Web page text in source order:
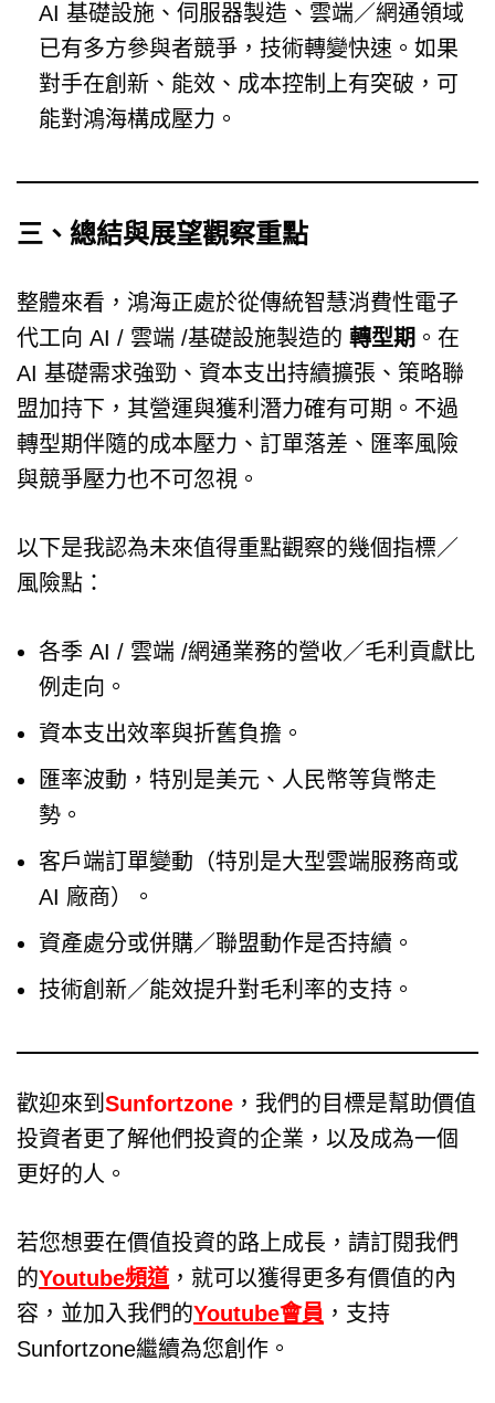
AI 基礎設施、伺服器製造、雲端／網通領域
已有多方參與者競爭，技術轉變快速。如果
對手在創新、能效、成本控制上有突破，可
能對鴻海構成壓力。
三、總結與展望觀察重點
整體來看，鴻海正處於從傳統智慧消費性電子
代工向 AI / 雲端 /基礎設施製造的 轉型期 。在
AI 基礎需求強勁、資本支出持續擴張、策略聯
盟加持下，其營運與獲利潛力確有可期。不過
轉型期伴隨的成本壓力、訂單落差、匯率風險
與競爭壓力也不可忽視。
以下是我認為未來值得重點觀察的幾個指標／
風險點：
各季 AI / 雲端 /網通業務的營收／毛利貢獻比
例走向。
資本支出效率與折舊負擔。
匯率波動，特別是美元、人民幣等貨幣走
勢。
客戶端訂單變動（特別是大型雲端服務商或
AI 廠商）。
資產處分或併購／聯盟動作是否持續。
技術創新／能效提升對毛利率的支持。
歡迎來到 Sunfortzone ，我們的目標是幫助價值
投資者更了解他們投資的企業，以及成為一個
更好的人。
若您想要在價值投資的路上成長，請訂閱我們
的Youtube頻道 ，就可以獲得更多有價值的內
容，並加入我們的Youtube會員 ，支持
Sunfortzone繼續為您創作。